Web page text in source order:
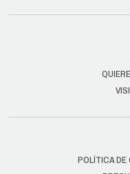
POLÍTICA DE